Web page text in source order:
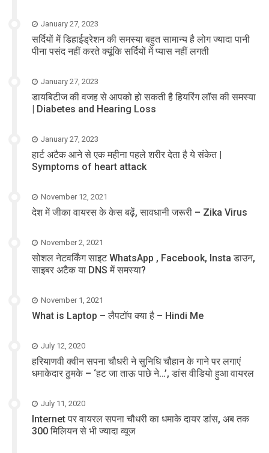
January 27, 2023
सर्दियों में डिहाईड्रेशन की समस्या बहुत सामान्य है लोग ज्यादा पानी
पीना पसंद नहीं करते क्यूंकि सर्दियों में प्यास नहीं लगती
January 27, 2023
डायबिटीज की वजह से आपको हो सकती है हियरिंग लॉस की समस्या
| Diabetes and Hearing Loss
January 27, 2023
हार्ट अटैक आने से एक महीना पहले शरीर देता है ये संकेत |
Symptoms of heart attack
November 12, 2021
देश में जीका वायरस के केस बढ़ें, सावधानी जरूरी – Zika Virus
November 2, 2021
सोशल नेटवर्किंग साइट WhatsApp , Facebook, Insta डाउन,
साइबर अटैक या DNS में समस्या?
November 1, 2021
What is Laptop – लैपटॉप क्या है – Hindi Me
July 12, 2020
हरियाणवी क्वीन सपना चौधरी ने सुनिधि चौहान के गाने पर लगाएं
धमाकेदार ठुमके – ‘हट जा ताऊ पाछे ने…’, डांस वीडियो हुआ वायरल
July 11, 2020
Internet पर वायरल सपना चौधरी का धमाके दायर डांस, अब तक
300 मिलियन से भी ज्यादा व्यूज